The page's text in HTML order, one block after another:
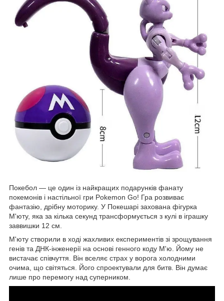
Покебол — це один із найкращих подарунків фанату
покемонів і настільної гри Pokemon Go! Гра розвиває
фантазію, дрібну моторику. У Покешарі захована фігурка
М'юту, яка за кілька секунд трансформується з кулі в іграшку
заввишки 12 см.
М'юту створили в ході жахливих експериментів зі зрощування
генів та ДНК-інженерії на основі генного коду М'ю. Йому не
вистачає співчуття. Він вселяє страх у ворога холодними
очима, що світяться. Його спроектували для битв. Він думає
лише про перемогу над суперником.